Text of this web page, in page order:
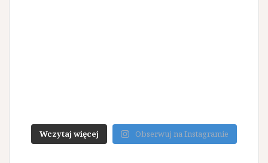
Wczytaj więcej Obserwuj na Instagramie